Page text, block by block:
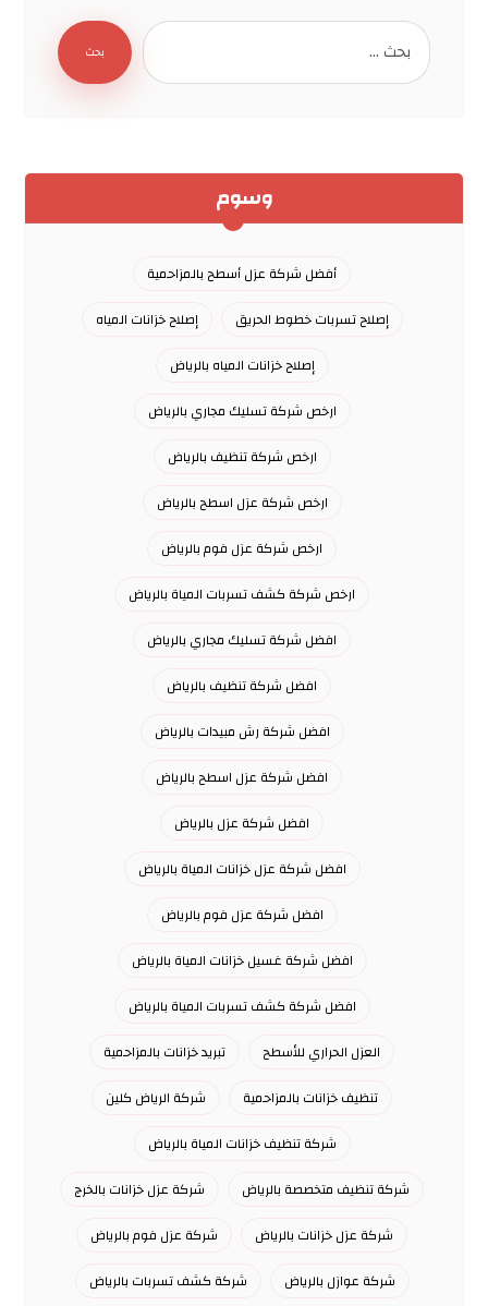
بحث
وسوم
أفضل شركة عزل أسطح بالمزاحمية
إصلاح تسربات خطوط الحريق
إصلاح خزانات المياه
إصلاح خزانات المياه بالرياض
ارخص شركة تسليك مجاري بالرياض
ارخص شركة تنظيف بالرياض
ارخص شركة عزل اسطح بالرياض
ارخص شركة عزل فوم بالرياض
ارخص شركة كشف تسربات المياة بالرياض
افضل شركة تسليك مجاري بالرياض
افضل شركة تنظيف بالرياض
افضل شركة رش مبيدات بالرياض
افضل شركة عزل اسطح بالرياض
افضل شركة عزل بالرياض
افضل شركة عزل خزانات المياة بالرياض
افضل شركة عزل فوم بالرياض
افضل شركة غسيل خزانات المياة بالرياض
افضل شركة كشف تسربات المياة بالرياض
العزل الحراري للأسطح
تبريد خزانات بالمزاحمية
تنظيف خزانات بالمزاحمية
شركة الرياض كلين
شركة تنظيف خزانات المياة بالرياض
شركة تنظيف متخصصة بالرياض
شركة عزل خزانات بالخرج
شركة عزل خزانات بالرياض
شركة عزل فوم بالرياض
شركة عوازل بالرياض
شركة كشف تسربات بالرياض